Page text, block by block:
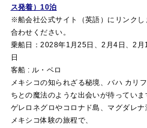
ス発着）10泊
※船会社公式サイト（英語）にリンクし
合わせください。
乗船日：2028年1月25日、2月4日、2
日
客船 : ル・ベロ
メキシコの知られざる秘境、バハ カリ
ちとの魔法のような出会いが待っていま
ゲレロネグロやコロナド島、マグダレ
メキシコ体験の旅程で、